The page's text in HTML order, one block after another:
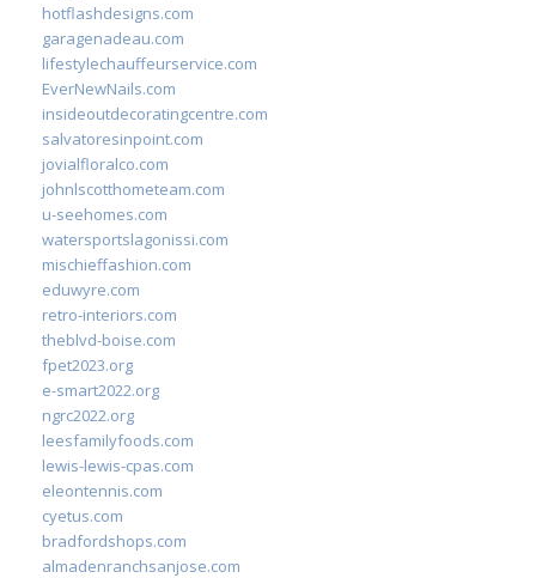
hotflashdesigns.com
garagenadeau.com
lifestylechauffeurservice.com
EverNewNails.com
insideoutdecoratingcentre.com
salvatoresinpoint.com
jovialfloralco.com
johnlscotthometeam.com
u-seehomes.com
watersportslagonissi.com
mischieffashion.com
eduwyre.com
retro-interiors.com
theblvd-boise.com
fpet2023.org
e-smart2022.org
ngrc2022.org
leesfamilyfoods.com
lewis-lewis-cpas.com
eleontennis.com
cyetus.com
bradfordshops.com
almadenranchsanjose.com